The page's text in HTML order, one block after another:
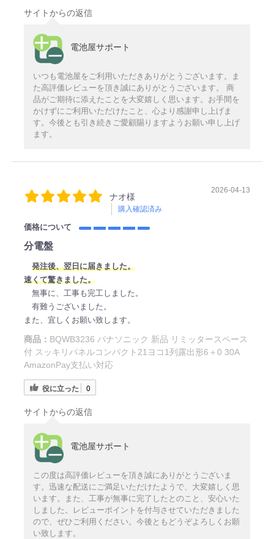
サイトからの返信
電池屋サポート
いつも電池屋をご利用いただきありがとうございます。ま
た高評価レビューを頂き誠にありがとうございます。 商
品がご期待に添えたことを大変嬉しく思います。お手間を
かけずにご利用いただけたこと、心より感謝申し上げま
す。今後とも引き続きご愛顧賜りますようお願い申し上げ
ます。
ナオ様
購入確認済み
2026-04-13
価格について
分電盤
発注後、翌日に届きました。
速くて驚きました。
無事に、工事も完工しました。
有難うございました。
また、宜しくお願い致します。
商品： BQWB3236 パナソニック 新品 リミッタースペース
付 スッキリパネルコンパクト21ヨコ1列露出形6＋0 30A
AmazonPay支払い対応
役に立った 0
サイトからの返信
電池屋サポート
この度は高評価レビューを頂き誠にありがとうございま
す。迅速な配送にご満足いただけたようで、大変嬉しく思
います。また、工事が無事に完了したとのこと、安心いた
しました。レビューポイントを付与させていただきました
ので、ぜひご利用ください。今後ともどうぞよろしくお願
い致します。